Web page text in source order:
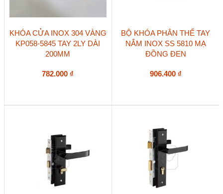
KHÓA CỬA INOX 304 VÀNG
KP058-5845 TAY 2LY DÀI
200MM
782.000 ₫
BỘ KHÓA PHÂN THỂ TAY
NẮM INOX SS 5810 MẠ
ĐỒNG ĐEN
906.400 ₫